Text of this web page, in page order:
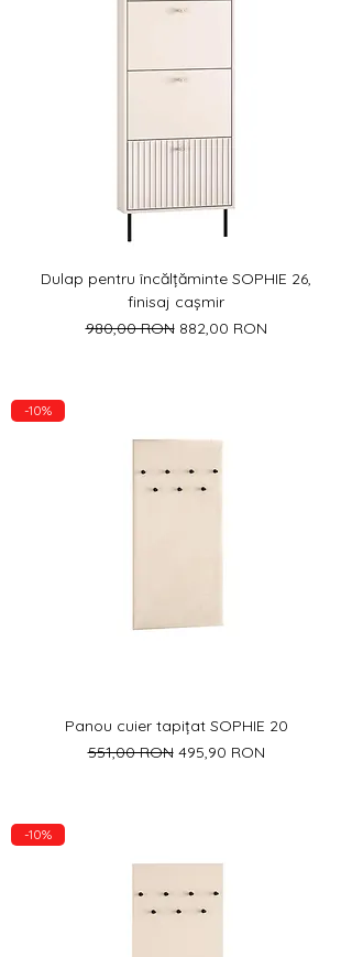
Dulap pentru încălțăminte SOPHIE 26,
finisaj cașmir
Preț normal
980,00 RON Preț redus
882,00 RON
-10%
Panou cuier tapiţat SOPHIE 20
Preț normal
551,00 RON Preț redus
495,90 RON
-10%